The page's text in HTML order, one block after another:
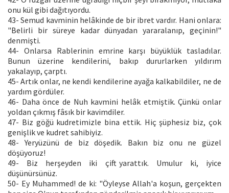
onu kül gibi dağıtıyordu.
43- Semud kavminin helâkinde de bir ibret vardır. Hani onlara:
"Belirli bir süreye kadar dünyadan yararalanıp, geçinin!"
denmişti.
44- Onlarsa Rablerinin emrine karşı büyüklük tasladılar.
Bunun üzerine kendilerini, bakıp dururlarken yıldırım
yakalayıp, çarptı.
45- Artık onlar, ne kendi kendilerine ayağa kalkabildiler, ne de
yardım gördüler.
46- Daha önce de Nuh kavmini helâk etmiştik. Çünkü onlar
yoldan çıkmış fâsık bir kavimdiler.
47- Biz göğü kudretimizle bina ettik. Hiç şüphesiz biz, çok
genişlik ve kudret sahibiyiz.
48- Yeryüzünü de biz döşedik. Bakın biz onu ne güzel
döşüyoruz!
49- Biz herşeyden iki çift yarattık. Umulur ki, iyice
düşünürsünüz.
50- Ey Muhammed! de ki: "Öyleyse Allah'a koşun, gerçekten